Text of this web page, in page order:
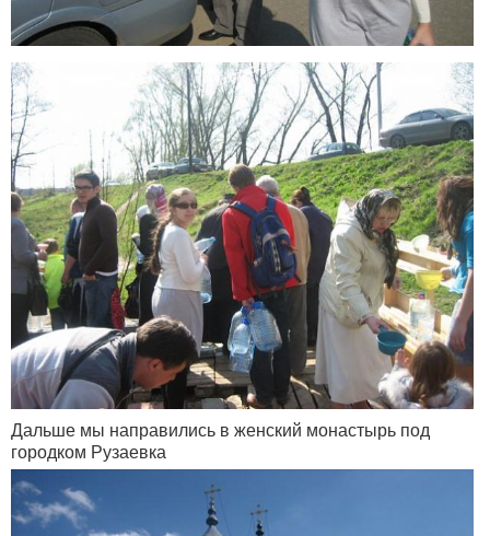
Дальше мы направились в женский монастырь под
городком Рузаевка